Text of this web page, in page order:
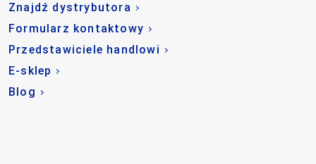
Znajdź dystrybutora
Formularz kontaktowy
Przedstawiciele handlowi
E-sklep
Blog